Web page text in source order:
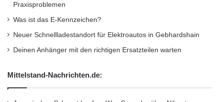
Praxisproblemen
Was ist das E-Kennzeichen?
Neuer Schnellladestandort für Elektroautos in Gebhardshain
Deinen Anhänger mit den richtigen Ersatzteilen warten
Mittelstand-Nachrichten.de: